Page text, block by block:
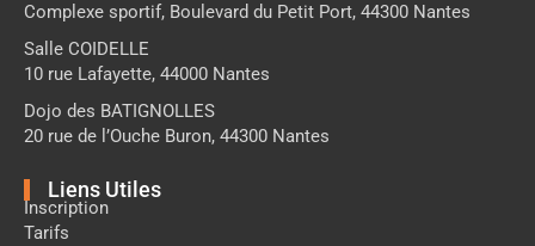
Complexe sportif, Boulevard du Petit Port, 44300 Nantes
Salle COIDELLE
10 rue Lafayette, 44000 Nantes
Dojo des BATIGNOLLES
20 rue de l’Ouche Buron, 44300 Nantes
Liens Utiles
Inscription
Tarifs